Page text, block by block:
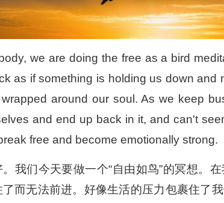
we are doing the free as a bird
as if something is holding us down and
around our soul. As we keep
and end up back in it, and can't
free and become emotionally strong.
我们今天要做一个“自由如鸟”的冥想。
而无法前进。好像生活的压力包裹住了